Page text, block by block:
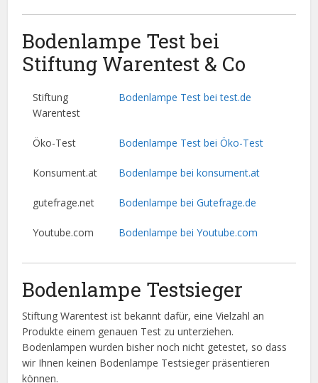
Bodenlampe Test bei
Stiftung Warentest & Co
Stiftung
Warentest
Bodenlampe Test bei test.de
Öko-Test Bodenlampe Test bei Öko-Test
Konsument.at Bodenlampe bei konsument.at
gutefrage.net Bodenlampe bei Gutefrage.de
Youtube.com Bodenlampe bei Youtube.com
Bodenlampe Testsieger
Stiftung Warentest ist bekannt dafür, eine Vielzahl an
Produkte einem genauen Test zu unterziehen.
Bodenlampen wurden bisher noch nicht getestet, so dass
wir Ihnen keinen Bodenlampe Testsieger präsentieren
können.